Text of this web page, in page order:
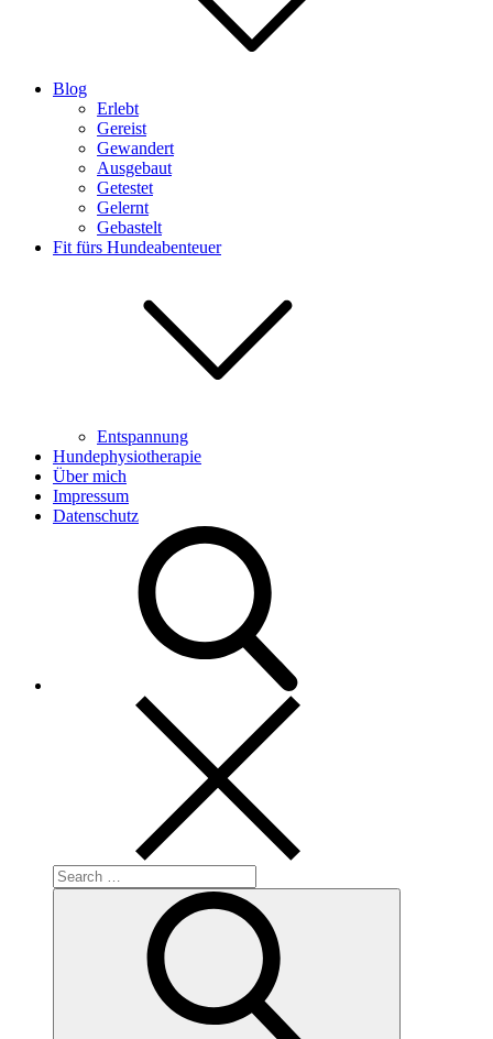
Blog
Erlebt
Gereist
Gewandert
Ausgebaut
Getestet
Gelernt
Gebastelt
Fit fürs Hundeabenteuer
Entspannung
Hundephysiotherapie
Über mich
Impressum
Datenschutz
Search
for: